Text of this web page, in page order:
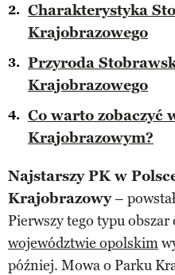
Charakterystyka
Krajobrazowego
Przyroda
Krajobrazowego
Co warto zobaczyć
Krajobrazowym?
Najstarszy PK w
Krajobrazowy–
Pierwszy tego typu
województwie opolskim
później. Mowa o Parku